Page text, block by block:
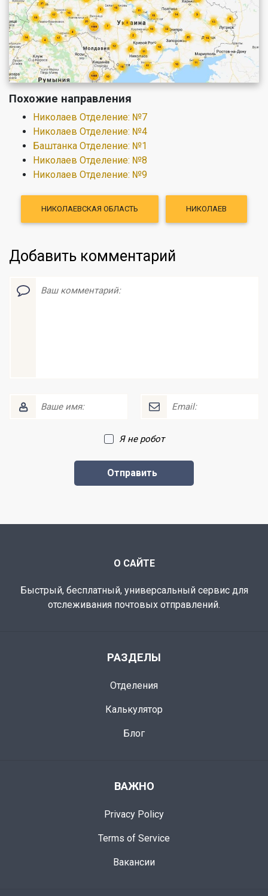
Похожие направления
Николаев Отделение: №7
Николаев Отделение: №4
Баштанка Отделение: №1
Николаев Отделение: №8
Николаев Отделение: №9
НИКОЛАЕВСКАЯ ОБЛАСТЬ НИКОЛАЕВ
Добавить комментарий
Я не робот
О САЙТЕ
Быстрый, бесплатный, универсальный сервис для
отслеживания почтовых отправлений.
РАЗДЕЛЫ
Отделения
Калькулятор
Блог
ВАЖНО
Privacy Policy
Terms of Service
Вакансии